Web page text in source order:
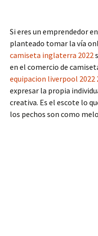
Si eres un emprendedor
planteado tomar la vía
camiseta inglaterra 2022
en el comercio de
equipacion liverpool 2022
expresar la propia
creativa. Es el escote lo
los pechos son como